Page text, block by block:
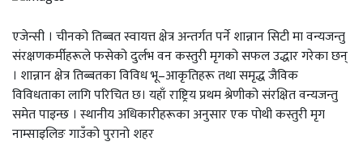
एजेन्सी । चीनको तिब्बत स्वायत्त क्षेत्र अन्तर्गत पर्ने शान्नान सिटी मा वन्यजन्तु
संरक्षणकर्मीहरूले फसेको दुर्लभ वन कस्तुरी मृगको सफल उद्धार गरेका छन्
। शान्नान क्षेत्र तिब्बतका विविध भू–आकृतिहरू तथा समृद्ध जैविक
विविधताका लागि परिचित छ। यहाँ राष्ट्रिय प्रथम श्रेणीको संरक्षित वन्यजन्तु
समेत पाइन्छ । स्थानीय अधिकारीहरूका अनुसार एक पोथी कस्तुरी मृग
नाम्साइलिङ गाउँको पुरानो शहर